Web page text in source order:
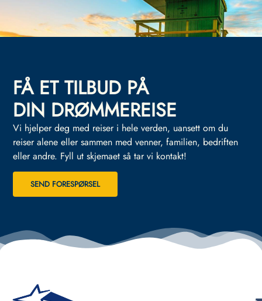
FÅ ET TILBUD PÅ
DIN DRØMMEREISE
Vi hjelper deg med reiser i hele verden, uansett om du
reiser alene eller sammen med venner, familien, bedriften
eller andre. Fyll ut skjemaet så tar vi kontakt!
SEND FORESPØRSEL